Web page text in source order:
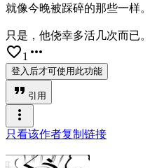
就像今晚被踩碎的那些一样。
只是，他侥幸多活几次而已。
favorite_border1 more_horiz
登入后才可使用此功能
format_quote 引用
more_vert
只看该作者复制链接